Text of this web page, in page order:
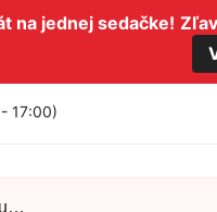
na jednej sedačke!
17:00)